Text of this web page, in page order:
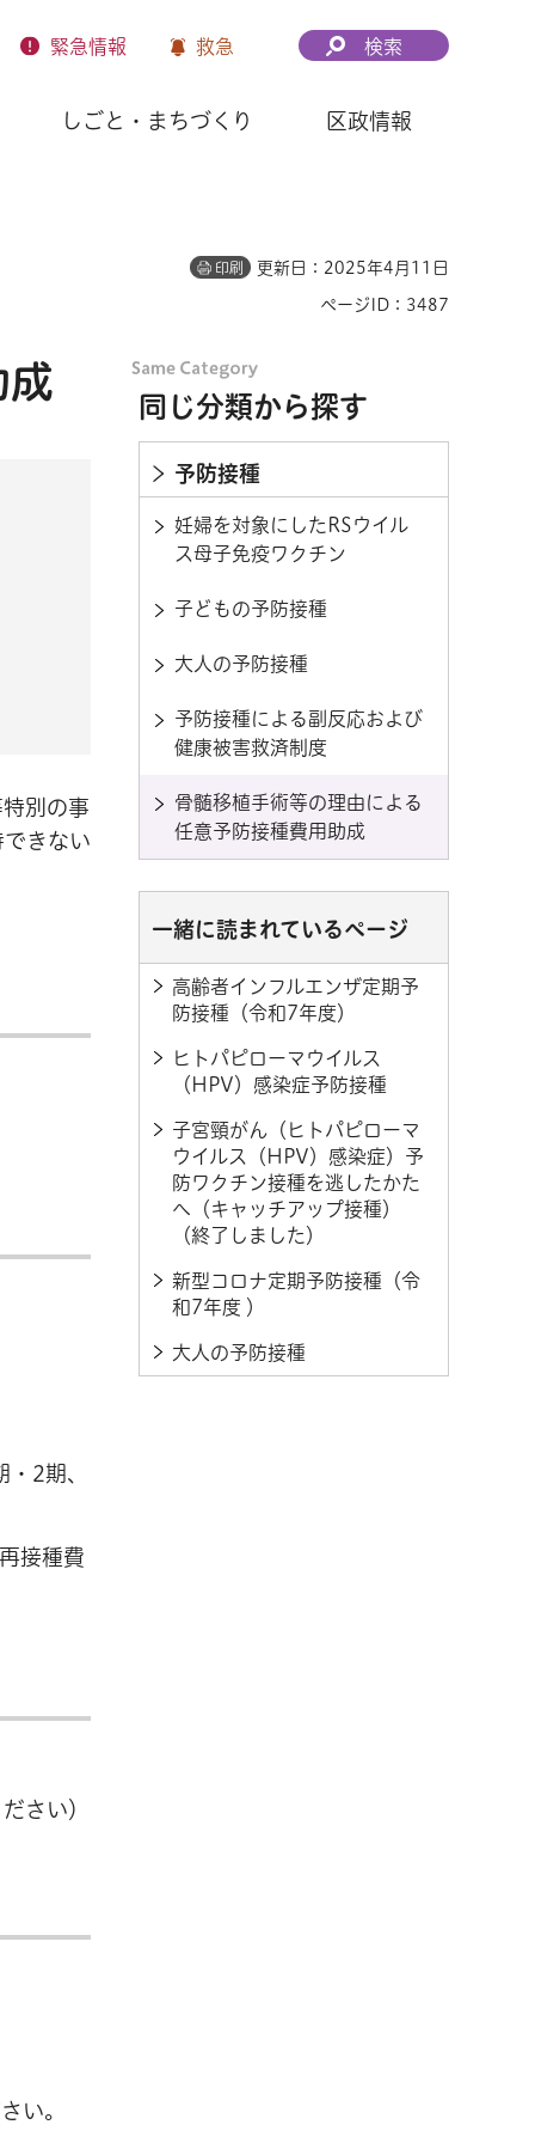
緊急情報 救急 検索
しごと・まちづくり 区政情報
印刷 更新日：2025年4月11日
ページID：3487
成
別の事
きない
2期、
接種費
さい）
い。
同じ分類から探す
予防接種
妊婦を対象にしたRSウイル
ス母子免疫ワクチン
子どもの予防接種
大人の予防接種
予防接種による副反応および
健康被害救済制度
骨髄移植手術等の理由による
任意予防接種費用助成
一緒に読まれているページ
高齢者インフルエンザ定期予
防接種（令和7年度）
ヒトパピローマウイルス
（HPV）感染症予防接種
子宮頸がん（ヒトパピローマ
ウイルス（HPV）感染症）予
防ワクチン接種を逃したかた
へ（キャッチアップ接種）
（終了しました）
新型コロナ定期予防接種（令
和7年度 ）
大人の予防接種